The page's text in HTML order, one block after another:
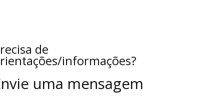
de
informações?
uma mensagem